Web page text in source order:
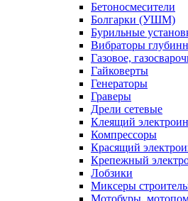
Бетоносмесители
Болгарки (УШМ)
Бурильные
Вибраторы
Газовое,
Гайковерты
Генераторы
Граверы
Дрели сетевые
Клеящий
Компрессоры
Красящий
Крепежный
Лобзики
Миксеры
Мотобуры,